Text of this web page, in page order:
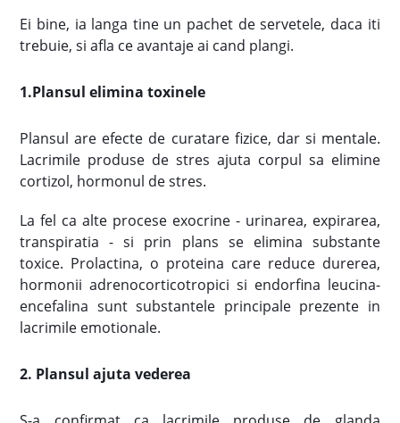
Ei bine, ia langa tine un pachet de servetele, daca iti
trebuie, si afla ce avantaje ai cand plangi.
1.Plansul elimina toxinele
Plansul are efecte de curatare fizice, dar si mentale.
Lacrimile produse de stres ajuta corpul sa elimine
cortizol, hormonul de stres.
La fel ca alte procese exocrine - urinarea, expirarea,
transpiratia - si prin plans se elimina substante
toxice. Prolactina, o proteina care reduce durerea,
hormonii adrenocorticotropici si endorfina leucina-
encefalina sunt substantele principale prezente in
lacrimile emotionale.
2. Plansul ajuta vederea